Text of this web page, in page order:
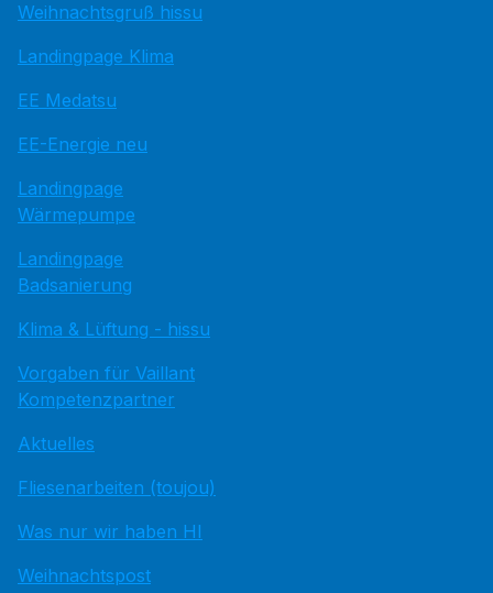
Weihnachtsgruß hissu
Landingpage Klima
EE Medatsu
EE-Energie neu
Landingpage
Wärmepumpe
Landingpage
Badsanierung
Klima & Lüftung - hissu
Vorgaben für Vaillant
Kompetenzpartner
Aktuelles
Fliesenarbeiten (toujou)
Was nur wir haben HI
Weihnachtspost